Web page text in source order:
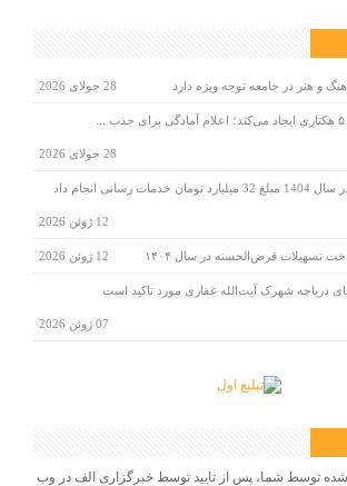
و هنر در جامعه توجه ویژه دارد 28 جولای 2026
28 جولای 2026
رسانی انجام داد
12 ژوئن 2026
12 ژوئن 2026
دریاچه شهرک آیت‌الله غفاری مورد تاکید است
07 ژوئن 2026
شده توسط شما، پس از تایید توسط خبرگزاری الف در وب